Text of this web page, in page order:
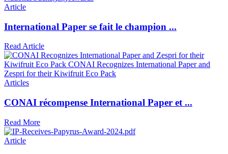
Article
International Paper se fait le champion ...
Read Article
Articles
CONAI récompense International Paper et ...
Read More
Article